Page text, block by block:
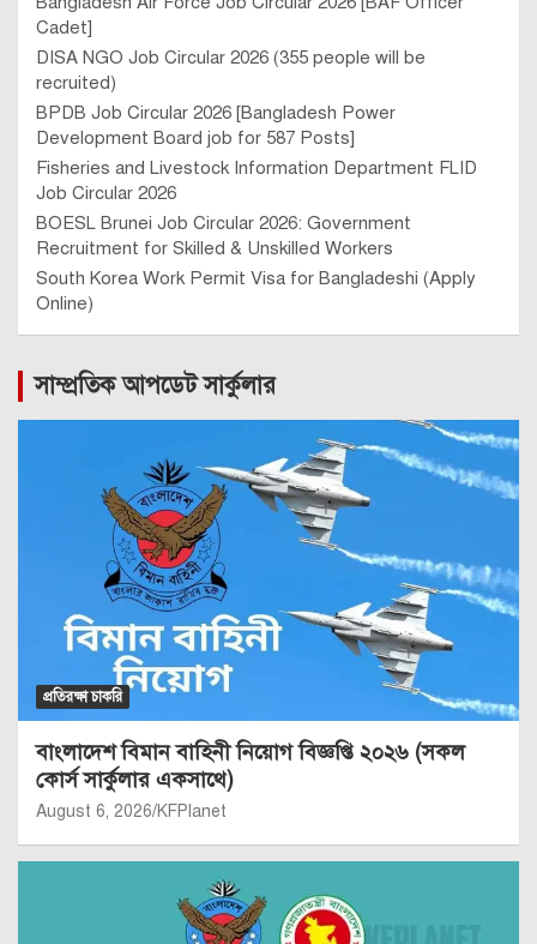
Cadet]
DISA NGO Job Circular 2026 (355 people will be
recruited)
BPDB Job Circular 2026 [Bangladesh Power
Development Board job for 587 Posts]
Fisheries and Livestock Information Department FLID
Job Circular 2026
BOESL Brunei Job Circular 2026: Government
Recruitment for Skilled & Unskilled Workers
South Korea Work Permit Visa for Bangladeshi (Apply
Online)
সাম্প্রতিক আপডেট সার্কুলার
প্রতিরক্ষা চাকরি
বাংলাদেশ বিমান বাহিনী নিয়োগ বিজ্ঞপ্তি ২০২৬ (সকল
কোর্স সার্কুলার একসাথে)
August 6, 2026 KFPlanet